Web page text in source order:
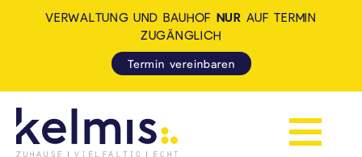
Navigation
VERWALTUNG UND BAUHOF NUR AUF TERMIN
ZUGÄNGLICH
Termin vereinbaren